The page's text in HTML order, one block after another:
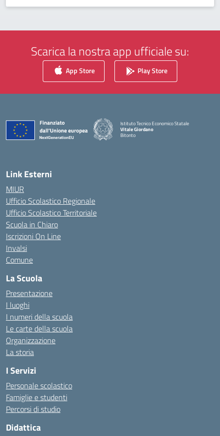
Scarica la nostra app ufficiale su:
App Store Play Store
Istituto Tecnico Economico Statale
Vitale Giordano
Bitonto
Link Esterni
MIUR
Ufficio Scolastico Regionale
Ufficio Scolastico Territoriale
Scuola in Chiaro
Iscrizioni On Line
Invalsi
Comune
La Scuola
Presentazione
I luoghi
I numeri della scuola
Le carte della scuola
Organizzazione
La storia
I Servizi
Personale scolastico
Famiglie e studenti
Percorsi di studio
Didattica